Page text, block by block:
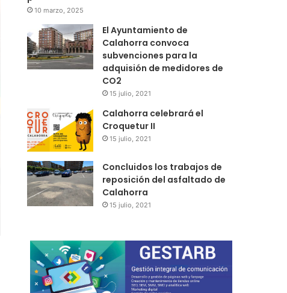
10 marzo, 2025
El Ayuntamiento de
Calahorra convoca
subvenciones para la
adquisión de medidores de
CO2
15 julio, 2021
Calahorra celebrará el
Croquetur II
15 julio, 2021
Concluidos los trabajos de
reposición del asfaltado de
Calahorra
15 julio, 2021